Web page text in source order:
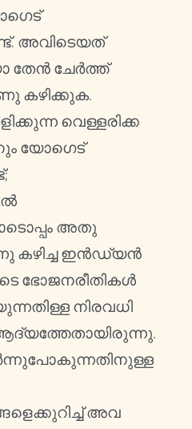
അവിടെയത്
ചേർത്ത്
കഴിക്കുക.
വെള്ളരിക്ക
യോഗെട്
അതു
കഴിച്ച ഇൻഡ്യൻ
ഭോജനരീതികൾ
നിരവധി
അവ